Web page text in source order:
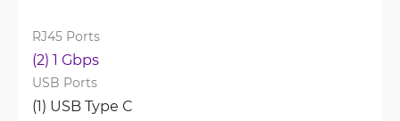
RJ45 Ports
(2) 1 Gbps
USB Ports
(1) USB Type C